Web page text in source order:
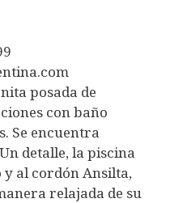
posada de
con baño
Se encuentra
detalle, la piscina
al cordón Ansilta,
relajada de su